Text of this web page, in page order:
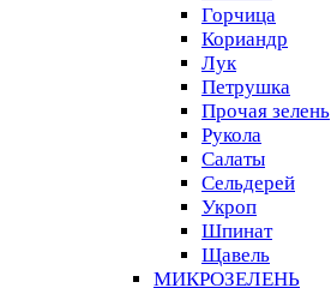
Горчица
Кориандр
Лук
Петрушка
Прочая зелень
Рукола
Салаты
Сельдерей
Укроп
Шпинат
Щавель
МИКРОЗЕЛЕНЬ